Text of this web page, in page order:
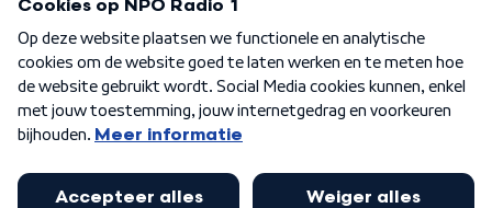
Algemene voorwaarden